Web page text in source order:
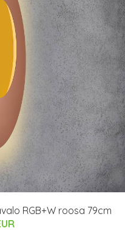
RGB+W roosa 79cm